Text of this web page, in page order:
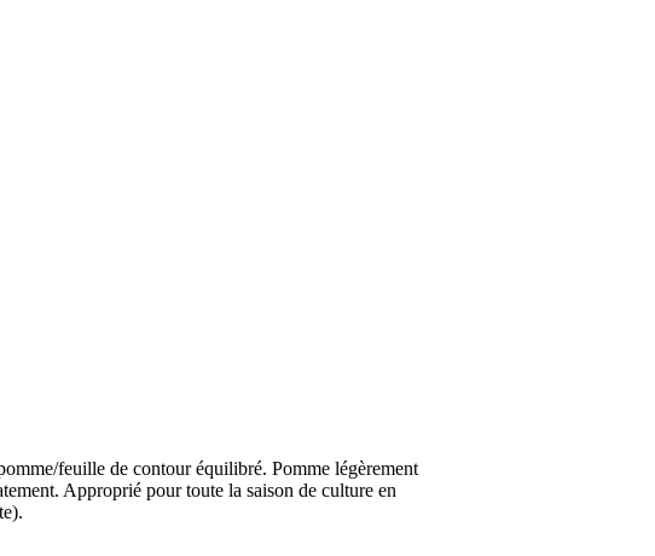
feuille de contour équilibré. Pomme légèrement
Approprié pour toute la saison de culture en